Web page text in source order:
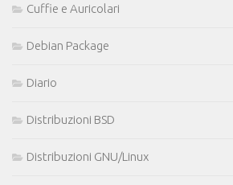
Cuffie e Auricolari
Debian Package
Diario
Distribuzioni BSD
Distribuzioni GNU/Linux